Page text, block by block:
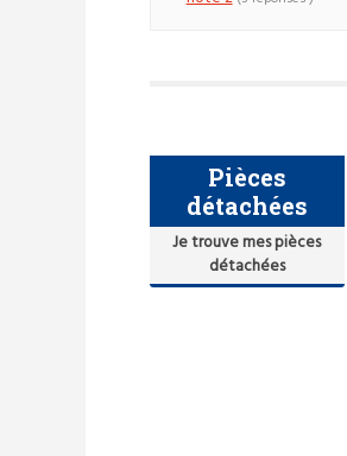
Pièces
détachées
Je trouve mes pièces
détachées